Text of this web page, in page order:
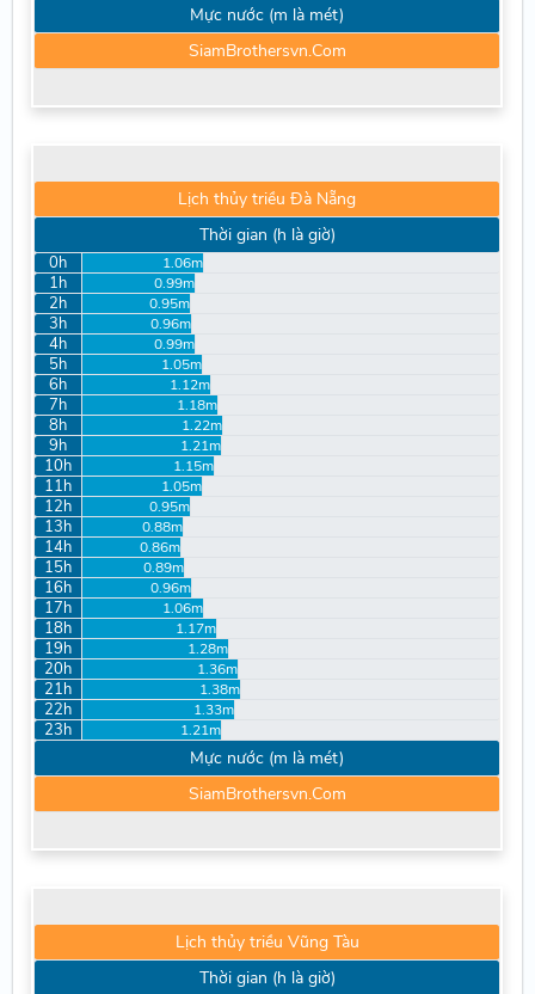
Mực nước (m là mét)
SiamBrothersvn.Com
Lịch thủy triều Đà Nẵng
Thời gian (h là giờ)
0h 1.06m
1h 0.99m
2h 0.95m
3h 0.96m
4h 0.99m
5h 1.05m
6h 1.12m
7h 1.18m
8h 1.22m
9h 1.21m
10h 1.15m
11h 1.05m
12h 0.95m
13h 0.88m
14h 0.86m
15h 0.89m
16h 0.96m
17h 1.06m
18h 1.17m
19h 1.28m
20h 1.36m
21h 1.38m
22h 1.33m
23h 1.21m
Mực nước (m là mét)
SiamBrothersvn.Com
Lịch thủy triều Vũng Tàu
Thời gian (h là giờ)